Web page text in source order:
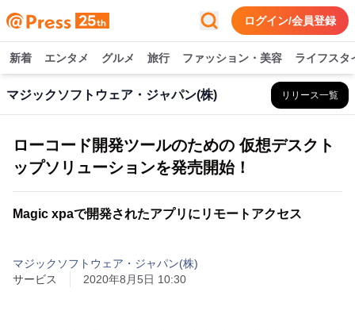
ログイン/会員登録
新着 エンタメ グルメ 旅行 ファッション・美容 ライフスタ
マジックソフトウェア・ジャパン(株) リリース一覧
ローコード開発ツールのための 仮想デスクト
ップソリューションを発売開始！
Magic xpaで開発されたアプリにリモートアクセス
マジックソフトウェア・ジャパン(株)
サービス
2020年8月5日 10:30